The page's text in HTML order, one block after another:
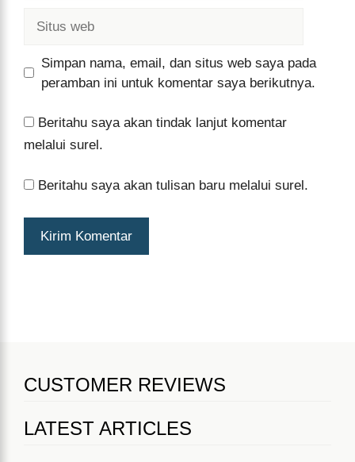
Simpan nama, email, dan situs web saya pada
peramban ini untuk komentar saya berikutnya.
Beritahu saya akan tindak lanjut komentar
melalui surel.
Beritahu saya akan tulisan baru melalui surel.
CUSTOMER REVIEWS
LATEST ARTICLES